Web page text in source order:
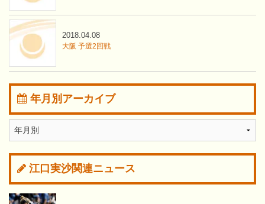
大阪 予選2回戦
2018.04.08
年月別アーカイブ
江口実沙関連ニュース